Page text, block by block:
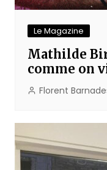
Le Magazine
Mathilde
comme on
Florent